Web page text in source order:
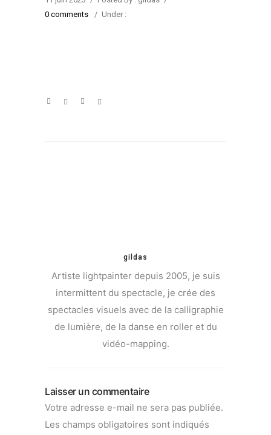
0 comments
/ Under :
gildas
Artiste lightpainter depuis 2005, je suis
intermittent du spectacle, je crée des
spectacles visuels avec de la calligraphie
de lumière, de la danse en roller et du
vidéo-mapping.
Laisser un commentaire
Votre adresse e-mail ne sera pas publiée.
Les champs obligatoires sont indiqués